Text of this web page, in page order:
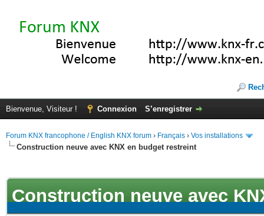
Bienvenue, Visiteur ! Connexion S’enregistrer
Forum KNX francophone / English KNX forum › Français › Vos installations
Construction neuve avec KNX en budget restreint
Construction neuve avec